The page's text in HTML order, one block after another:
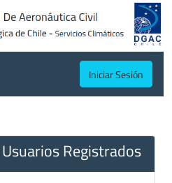
Iniciar Sesión
Registrados